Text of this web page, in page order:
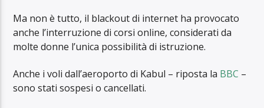
Ma non è tutto, il blackout di internet ha provocato
anche l’interruzione di corsi online, considerati da
molte donne l’unica possibilità di istruzione.
Anche i voli dall’aeroporto di Kabul – riposta la BBC –
sono stati sospesi o cancellati.